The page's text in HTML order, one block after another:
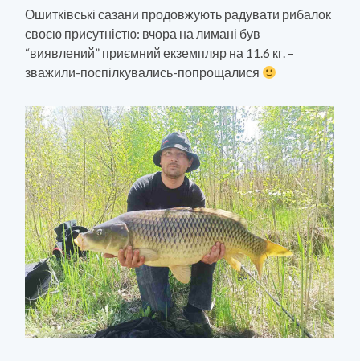
Ошитківські сазани продовжують радувати рибалок
своєю присутністю: вчора на лимані був
“виявлений” приємний екземпляр на 11.6 кг. –
зважили-поспілкувались-попрощалися